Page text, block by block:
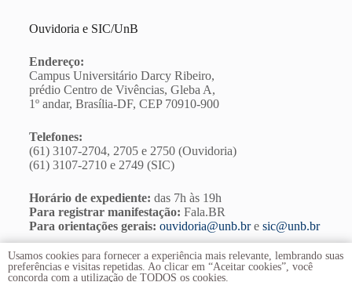
Ouvidoria e SIC/UnB
Endereço:
Campus Universitário Darcy Ribeiro,
prédio Centro de Vivências, Gleba A,
1º andar, Brasília-DF, CEP 70910-900
Telefones:
(61) 3107-2704, 2705 e 2750 (Ouvidoria)
(61) 3107-2710 e 2749 (SIC)
Horário de expediente: das 7h às 19h
Para registrar manifestação: Fala.BR
Para orientações gerais: ouvidoria@unb.bre sic@unb.br
Usamos cookies para fornecer a experiência mais relevante, lembrando suas
preferências e visitas repetidas. Ao clicar em “Aceitar cookies”, você
concorda com a utilização de TODOS os cookies.